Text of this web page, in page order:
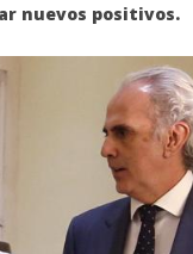
nuevos positivos.